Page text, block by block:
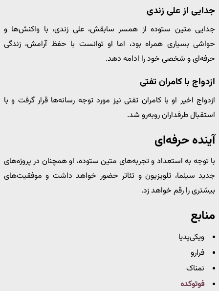
جدایی از علی زندی
جدایی متین ستوده از همسر سابقش، علی زندی، با واکنش‌ها و
حواشی بسیاری همراه بود، اما او توانست با حفظ آرامش، زندگی
حرفه‌ای و شخصی خود را ادامه دهد.
ازدواج با کامران تفتی
ازدواج اخیر او با کامران تفتی نیز مورد توجه رسانه‌ها قرار گرفت و با
استقبال طرفداران روبه‌رو شد.
آینده حرفه‌ای
با توجه به استعداد و تجربه‌های متین ستوده، او همچنان در پروژه‌های
جدید سینما، تلویزیون و تئاتر حضور خواهد داشت و موفقیت‌های
بیشتری را رقم خواهد زد.
منابع
ویکی‌پدیا
فرارو
نمناک
فوتوکده